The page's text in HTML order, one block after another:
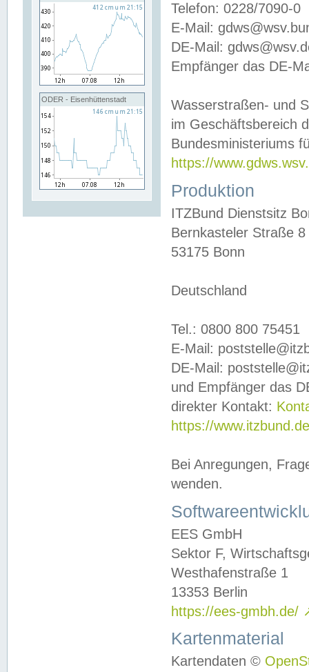
ODER - Eisenhüttenstadt
Telefon: 0228/7090-0
E-Mail:
DE-Mail:
Empfänger das DE-
Wasserstraßen- und
im Geschäftsbereich
Bundesministeriums
https://
Produktion
ITZBund Dienstsitz
Bernkasteler Straße 8
53175 Bonn
Deutschland
Tel.: 0800 800 75451
E-Mail:
DE-Mail:
und Empfänger das
direkter Kontakt:
https://
Bei Anregungen,
wenden.
EES GmbH
Sektor F,
Westhafenstraße 1
13353 Berlin
https://ees-gmbh.de/
Kartenmaterial
Kartendaten ©